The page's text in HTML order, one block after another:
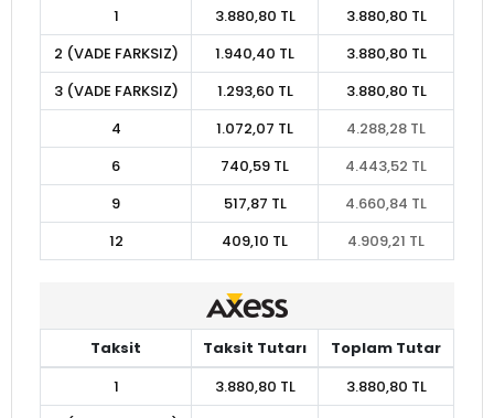
1
3.880,80 TL
3.880,80 TL
2 (VADE FARKSIZ)
1.940,40 TL
3.880,80 TL
3 (VADE FARKSIZ)
1.293,60 TL
3.880,80 TL
4
1.072,07 TL
4.288,28 TL
6
740,59 TL
4.443,52 TL
9
517,87 TL
4.660,84 TL
12
409,10 TL 4.909,21 TL
Taksit Taksit Tutarı
Toplam Tutar
1
3.880,80 TL
3.880,80 TL